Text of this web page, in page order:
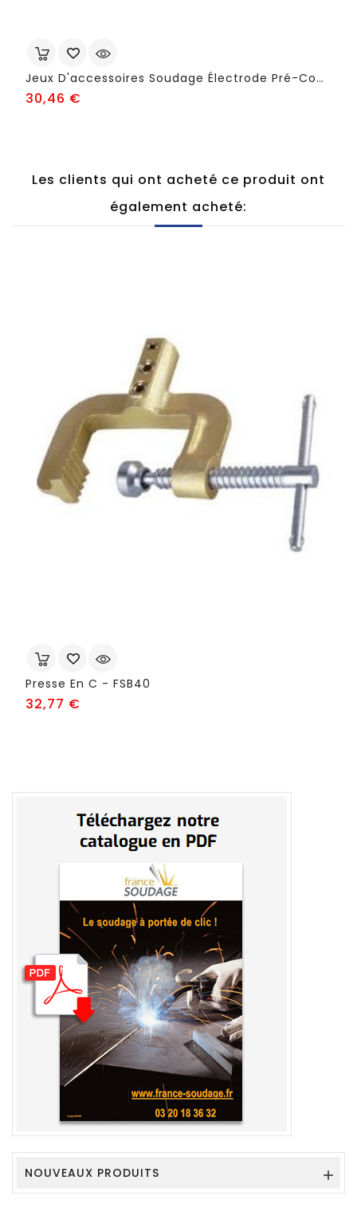
Jeux D'accessoires Soudage Électrode Pré-Composés - FSB616
30,46 €
Les clients qui ont acheté ce produit ont
également acheté:
Presse En C - FSB40
32,77 €
NOUVEAUX PRODUITS 